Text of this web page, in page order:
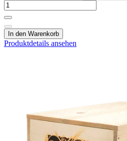
In den Warenkorb
Produktdetails ansehen